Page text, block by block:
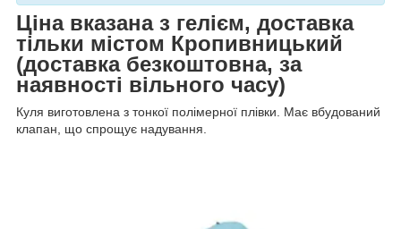
Ціна вказана з гелієм, доставка
тільки містом Кропивницький
(доставка безкоштовна, за
наявності вільного часу)
Куля виготовлена з тонкої полімерної плівки. Має вбудований
клапан, що спрощує надування.